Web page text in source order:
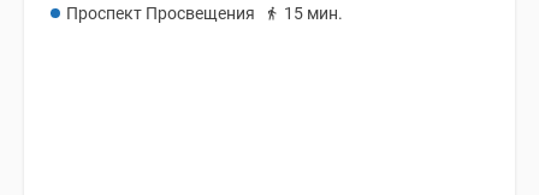
Проспект Просвещения
15 мин.